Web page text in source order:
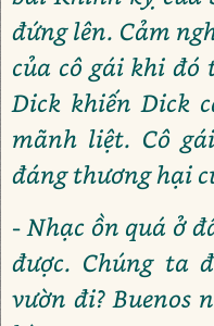
đứng lên. Cảm
của cô gái khi
Dick khiến Dick
mãnh liệt. Cô
đáng thương hại
- Nhạc ồn quá ở
được. Chúng ta
vườn đi? Buenos